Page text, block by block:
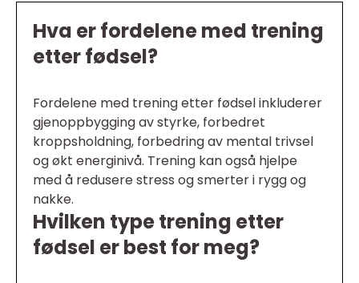
Hva er fordelene med trening
etter fødsel?
Fordelene med trening etter fødsel inkluderer
gjenoppbygging av styrke, forbedret
kroppsholdning, forbedring av mental trivsel
og økt energinivå. Trening kan også hjelpe
med å redusere stress og smerter i rygg og
nakke.
Hvilken type trening etter
fødsel er best for meg?